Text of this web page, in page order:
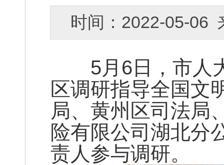
时间：2022-05-
5月6日，市人大
区调研指导全国文
局、黄州区司法局
险有限公司湖北分
责人参与调研。